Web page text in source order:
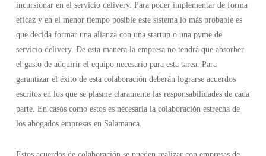
incursionar en el servicio delivery. Para poder implementar de forma
eficaz y en el menor tiempo posible este sistema lo más probable es
que decida formar una alianza con una startup o una pyme de
servicio delivery. De esta manera la empresa no tendrá que absorber
el gasto de adquirir el equipo necesario para esta tarea. Para
garantizar el éxito de esta colaboración deberán lograrse acuerdos
escritos en los que se plasme claramente las responsabilidades de cada
parte. En casos como estos es necesaria la colaboración estrecha de
los abogados empresas en Salamanca.